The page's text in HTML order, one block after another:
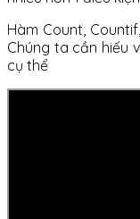
Hàm Count,
Chúng ta cần hiếu
cụ thể